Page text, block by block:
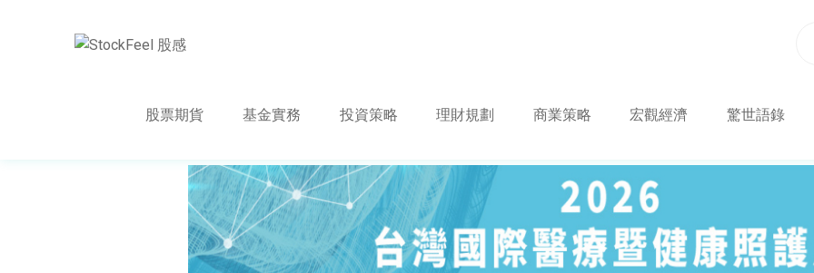
股票期貨 基金實務 投資策略 理財規劃 商業策略 宏觀經濟 驚世語錄